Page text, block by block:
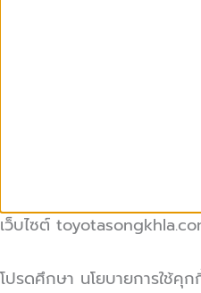
เว็บไซต์
โปรดศึกษา นโยบายการใช้คุ